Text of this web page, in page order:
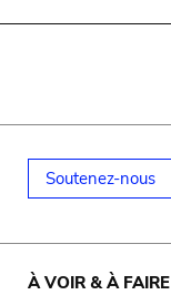
Soutenez-nous
À VOIR & À FAIRE